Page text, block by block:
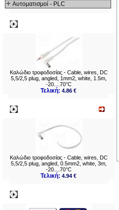
Αυτοματισμοί - PLC
Καλώδιο τροφοδοσίας - Cable, wires, DC
5,5/2,5 plug, angled, 1mm2, white, 1.5m,
-20....70°C
Τελική:4.86 €
Καλώδιο τροφοδοσίας - Cable, wires, DC
5,5/2,5 plug, angled, 0.5mm2, white, 3m,
-20....70°C
Τελική:4.94 €